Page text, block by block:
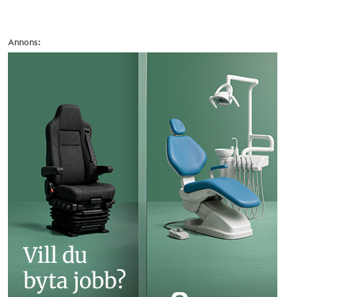
Annons: